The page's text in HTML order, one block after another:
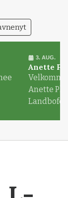
3. AUG.
Anette